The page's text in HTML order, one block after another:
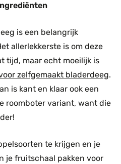
is een belangrijk
allerlekkerste is om deze
tijd, maar echt moeilijk is
zelfgemaakt bladerdeeg.
is kant en klaar ook een
roomboter variant, want die
te krijgen en je
je fruitschaal pakken voor